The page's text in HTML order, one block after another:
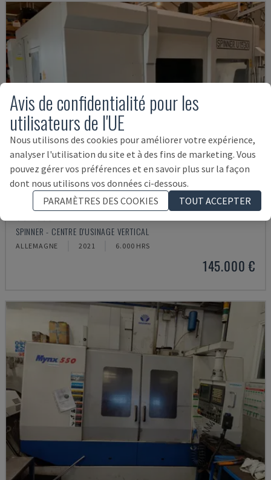
U5-1530
SPINNER - CENTRE D'USINAGE VERTICAL
ALLEMAGNE 2021 6.000 HRS
145.000 €
Avis de confidentialité pour les
utilisateurs de l'UE
Nous utilisons des cookies pour améliorer votre expérience,
analyser l'utilisation du site et à des fins de marketing. Vous
pouvez gérer vos préférences et en savoir plus sur la façon
dont nous utilisons vos données ci-dessous.
PARAMÈTRES DES COOKIES
TOUT ACCEPTER